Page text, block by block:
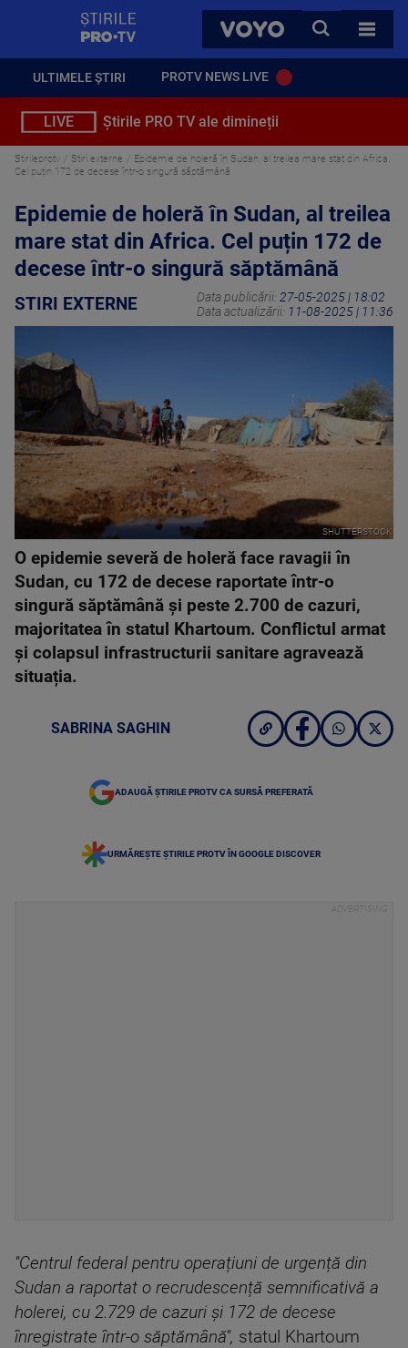
VOYO
CAUTA
TOATE
ULTIMELE ȘTIRI PROTV NEWS LIVE
LIVE Știrile PRO TV ale dimineții
Stirileprotv Stiri externe
Epidemie de holeră în Sudan, al treilea mare stat din Africa.
Cel puțin 172 de decese într-o singură săptămână
Epidemie de holeră în Sudan, al treilea
mare stat din Africa. Cel puțin 172 de
decese într-o singură săptămână
STIRI EXTERNE Data publicării: 27-05-2025 | 18:02
Data actualizării: 11-08-2025 | 11:36
SHUTTERSTOCK
O epidemie severă de holeră face ravagii în
Sudan, cu 172 de decese raportate într-o
singură săptămână și peste 2.700 de cazuri,
majoritatea în statul Khartoum. Conflictul armat
și colapsul infrastructurii sanitare agravează
situația.
SABRINA SAGHIN
ADAUGĂ ȘTIRILE PROTV CA SURSĂ PREFERATĂ
URMĂREȘTE ȘTIRILE PROTV ÎN GOOGLE DISCOVER
''Centrul federal pentru operațiuni de urgență din
Sudan a raportat o recrudescență semnificativă a
holerei, cu 2.729 de cazuri și 172 de decese
înregistrate într-o săptămână'', statul Khartoum